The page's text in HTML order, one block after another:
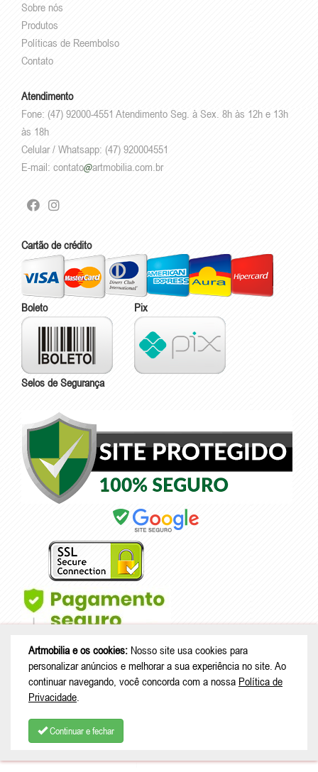
Sobre nós
Produtos
Políticas de Reembolso
Contato
Atendimento
Fone: (47) 92000-4551 Atendimento Seg. à Sex. 8h às 12h e 13h
às 18h
Celular / Whatsapp: (47) 920004551
E-mail: contato artmobilia.com.br
Cartão de crédito
Boleto Pix
Selos de Segurança
Treml, 343 casa A23 - sala 2 - Schramm - São Bento do Sul - SC |
Artmobilia e os cookies: Nosso site usa cookies para
personalizar anúncios e melhorar a sua experiência no site. Ao
continuar navegando, você concorda com a nossa Política de
Privacidade
Continuar e fechar